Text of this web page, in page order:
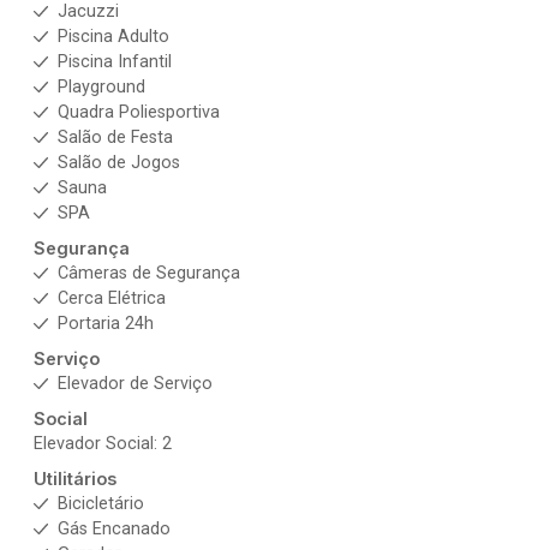
Jacuzzi
Piscina Adulto
Piscina Infantil
Playground
Quadra Poliesportiva
Salão de Festa
Salão de Jogos
Sauna
SPA
Segurança
Câmeras de Segurança
Cerca Elétrica
Portaria 24h
Serviço
Elevador de Serviço
Social
Elevador Social: 2
Utilitários
Bicicletário
Gás Encanado